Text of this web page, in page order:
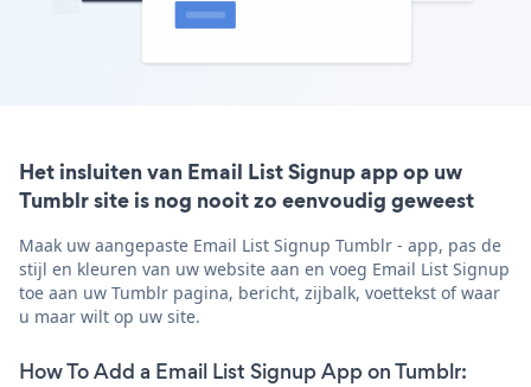
Het insluiten van Email List Signup app op uw
Tumblr site is nog nooit zo eenvoudig geweest
Maak uw aangepaste Email List Signup Tumblr - app, pas de
stijl en kleuren van uw website aan en voeg Email List Signup
toe aan uw Tumblr pagina, bericht, zijbalk, voettekst of waar
u maar wilt op uw site.
How To Add a Email List Signup App on Tumblr: